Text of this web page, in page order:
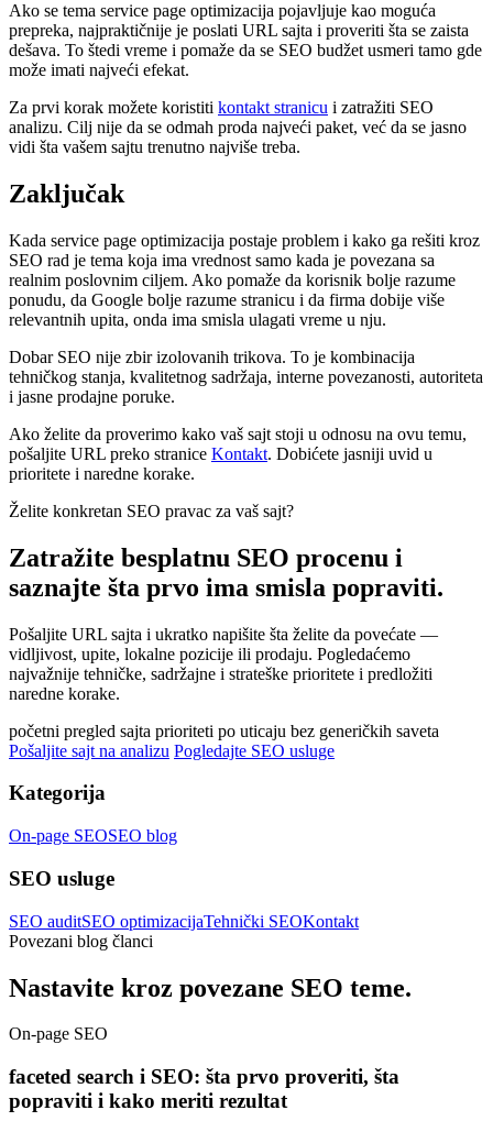
Ako se tema service page optimizacija pojavljuje kao moguća
prepreka, najpraktičnije je poslati URL sajta i proveriti šta se zaista
dešava. To štedi vreme i pomaže da se SEO budžet usmeri tamo gde
može imati najveći efekat.
Za prvi korak možete koristiti kontakt stranicu i zatražiti SEO
analizu. Cilj nije da se odmah proda najveći paket, već da se jasno
vidi šta vašem sajtu trenutno najviše treba.
Zaključak
Kada service page optimizacija postaje problem i kako ga rešiti kroz
SEO rad je tema koja ima vrednost samo kada je povezana sa
realnim poslovnim ciljem. Ako pomaže da korisnik bolje razume
ponudu, da Google bolje razume stranicu i da firma dobije više
relevantnih upita, onda ima smisla ulagati vreme u nju.
Dobar SEO nije zbir izolovanih trikova. To je kombinacija
tehničkog stanja, kvalitetnog sadržaja, interne povezanosti, autoriteta
i jasne prodajne poruke.
Ako želite da proverimo kako vaš sajt stoji u odnosu na ovu temu,
pošaljite URL preko stranice Kontakt. Dobićete jasniji uvid u
prioritete i naredne korake.
Želite konkretan SEO pravac za vaš sajt?
Zatražite besplatnu SEO procenu i
saznajte šta prvo ima smisla popraviti.
Pošaljite URL sajta i ukratko napišite šta želite da povećate —
vidljivost, upite, lokalne pozicije ili prodaju. Pogledaćemo
najvažnije tehničke, sadržajne i strateške prioritete i predložiti
naredne korake.
početni pregled sajta prioriteti po uticaju bez generičkih saveta
Pošaljite sajt na analizu Pogledajte SEO usluge
Kategorija
On-page SEOSEO blog
SEO usluge
SEO auditSEO optimizacijaTehnički SEOKontakt
Povezani blog članci
Nastavite kroz povezane SEO teme.
On-page SEO
faceted search i SEO: šta prvo proveriti, šta
popraviti i kako meriti rezultat